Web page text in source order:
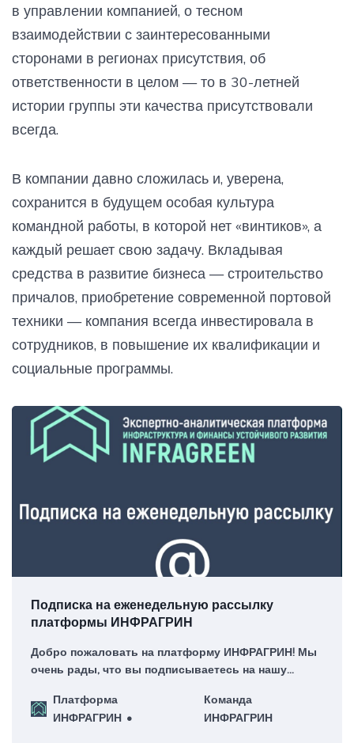
в управлении компанией, о тесном
взаимодействии с заинтересованными
сторонами в регионах присутствия, об
ответственности в целом — то в 30-летней
истории группы эти качества присутствовали
всегда.
В компании давно сложилась и, уверена,
сохранится в будущем особая культура
командной работы, в которой нет «винтиков», а
каждый решает свою задачу. Вкладывая
средства в развитие бизнеса — строительство
причалов, приобретение современной портовой
техники — компания всегда инвестировала в
сотрудников, в повышение их квалификации и
социальные программы.
Подписка на еженедельную рассылку
платформы ИНФРАГРИН
Добро пожаловать на платформу ИНФРАГРИН! Мы
очень рады, что вы подписываетесь на нашу
честь!Платформа
ИНФРАГРИН
Команда
ИНФРАГРИН